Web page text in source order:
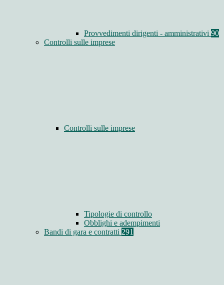
Provvedimenti dirigenti - amministrativi 90
Controlli sulle imprese
Controlli sulle imprese
Tipologie di controllo
Obblighi e adempimenti
Bandi di gara e contratti 291